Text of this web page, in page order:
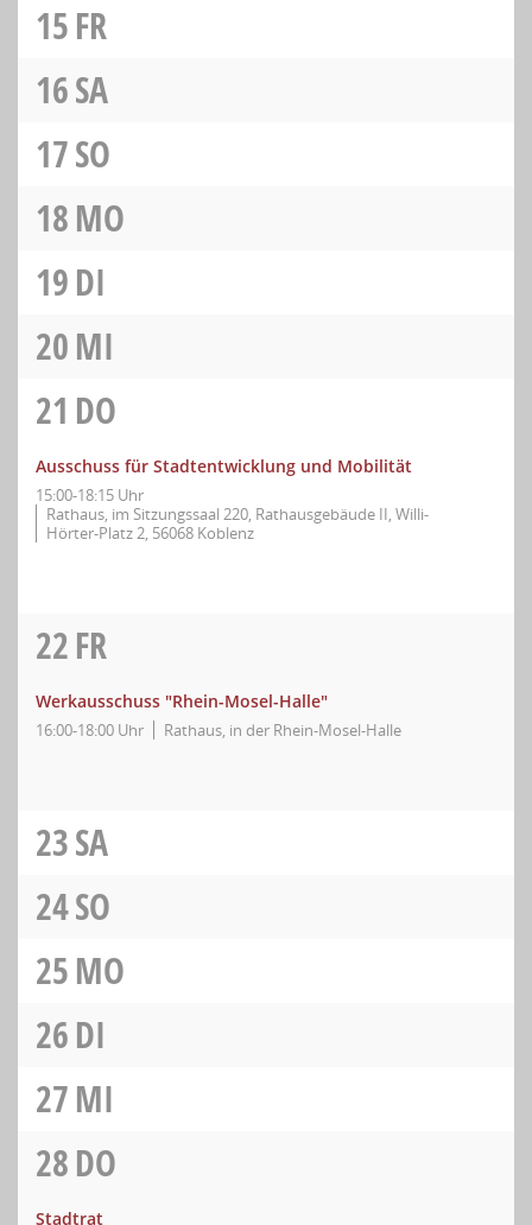
15FR
16SA
17SO
18MO
19DI
20MI
21 DO
Ausschuss für Stadtentwicklung und Mobilität
15:00-18:15 Uhr
Rathaus, im Sitzungssaal 220, Rathausgebäude II, Willi-
Hörter-Platz 2, 56068 Koblenz
22FR
Werkausschuss "Rhein-Mosel-Halle"
16:00-18:00 Uhr Rathaus, in der Rhein-Mosel-Halle
23SA
24SO
25MO
26DI
27MI
28DO
Stadtrat